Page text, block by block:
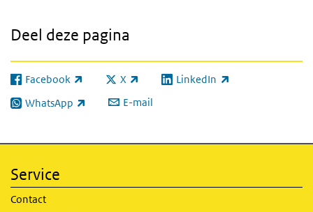
Deel deze pagina
Facebook
(externe link) X
(externe link) LinkedIn
(externe link)
WhatsApp
(externe link) E-mail
Service
Contact